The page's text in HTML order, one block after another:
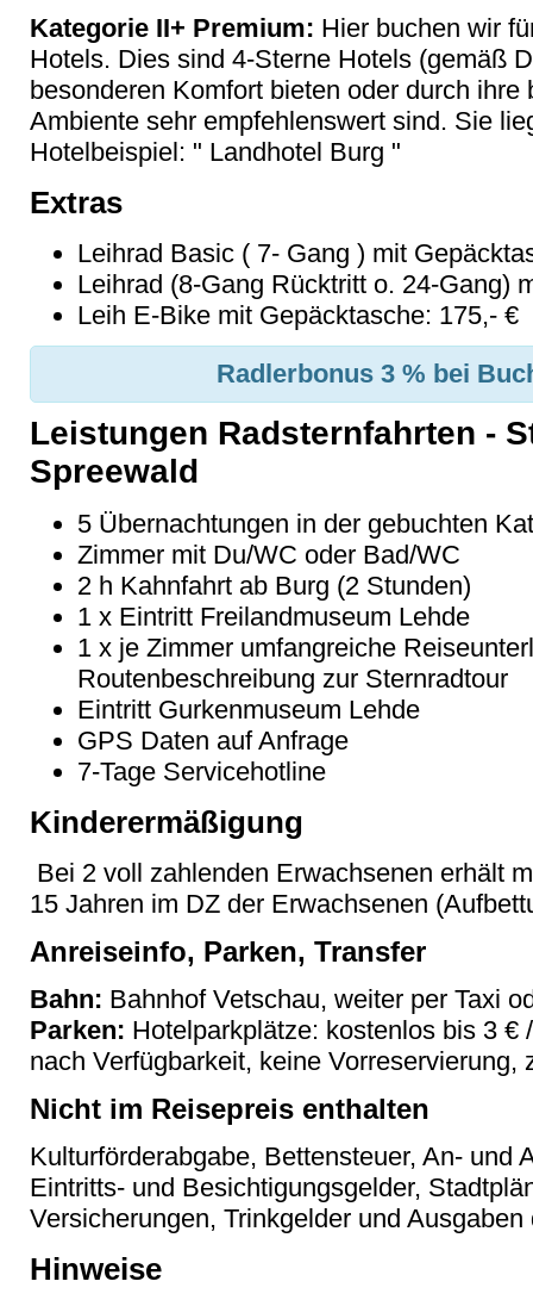
Kategorie II+ Premium: Hier buchen wir
Hotels. Dies sind 4-Sterne Hotels (gemäß
besonderen Komfort bieten oder durch ihre
Ambiente sehr empfehlenswert sind. Sie
Hotelbeispiel: " Landhotel Burg "
Extras
Leihrad Basic ( 7- Gang ) mit
Leihrad (8-Gang Rücktritt o. 24-Gang)
Leih E-Bike mit Gepäcktasche: 175,- €
Radlerbonus 3 % bei
Leistungen Radsternfahrten -
Spreewald
5 Übernachtungen in der gebuchten
Zimmer mit Du/WC oder Bad/WC
2 h Kahnfahrt ab Burg (2 Stunden)
1 x Eintritt Freilandmuseum Lehde
1 x je Zimmer umfangreiche
Routenbeschreibung zur Sternradtour
Eintritt Gurkenmuseum Lehde
GPS Daten auf Anfrage
7-Tage Servicehotline
Kinderermäßigung
Bei 2 voll zahlenden Erwachsenen erhält
15 Jahren im DZ der Erwachsenen
Anreiseinfo, Parken, Transfer
Bahn: Bahnhof Vetschau, weiter per Taxi
Parken: Hotelparkplätze: kostenlos bis 3 €
nach Verfügbarkeit, keine Vorreservierung,
Nicht im Reisepreis enthalten
Kulturförderabgabe, Bettensteuer, An- und
Eintritts- und Besichtigungsgelder,
Versicherungen, Trinkgelder und
Hinweise